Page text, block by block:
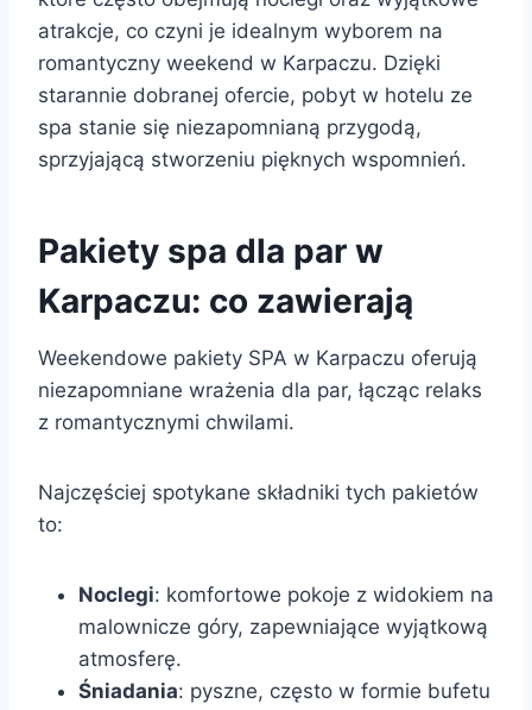
atrakcje, co czyni je idealnym wyborem na
romantyczny weekend w Karpaczu. Dzięki
starannie dobranej ofercie, pobyt w hotelu ze
spa stanie się niezapomnianą przygodą,
sprzyjającą stworzeniu pięknych wspomnień.
Pakiety spa dla par w
Karpaczu: co zawierają
Weekendowe pakiety SPA w Karpaczu oferują
niezapomniane wrażenia dla par, łącząc relaks
z romantycznymi chwilami.
Najczęściej spotykane składniki tych pakietów
to:
Noclegi: komfortowe pokoje z widokiem na
malownicze góry, zapewniające wyjątkową
atmosferę.
Śniadania: pyszne, często w formie bufetu